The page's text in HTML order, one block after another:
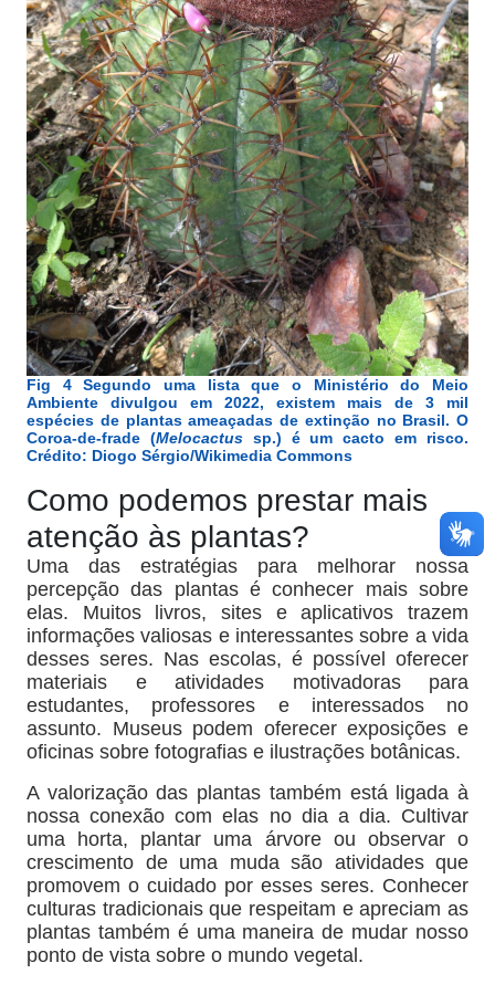
Fig 4 Segundo uma lista que o Ministério do Meio
Ambiente divulgou em 2022, existem mais de 3 mil
espécies de plantas ameaçadas de extinção no Brasil. O
Coroa-de-frade (Melocactussp.) é um cacto em risco.
Crédito: Diogo Sérgio/Wikimedia Commons
Como podemos prestar mais
atenção às plantas?
Uma das estratégias para melhorar nossa
percepção das plantas é conhecer mais sobre
elas. Muitos livros, sites e aplicativos trazem
informações valiosas e interessantes sobre a vida
desses seres. Nas escolas, é possível oferecer
materiais e atividades motivadoras para
estudantes, professores e interessados no
assunto. Museus podem oferecer exposições e
oficinas sobre fotografias e ilustrações botânicas.
A valorização das plantas também está ligada à
nossa conexão com elas no dia a dia. Cultivar
uma horta, plantar uma árvore ou observar o
crescimento de uma muda são atividades que
promovem o cuidado por esses seres. Conhecer
culturas tradicionais que respeitam e apreciam as
plantas também é uma maneira de mudar nosso
ponto de vista sobre o mundo vegetal.